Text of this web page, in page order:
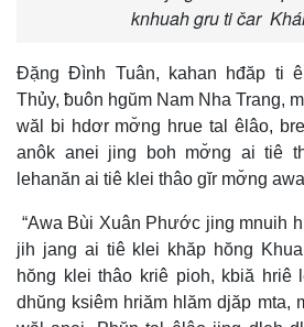
knhuah gru ti čar
Đặng Đình Tuân, kahan hđăp ti
Thủy, ƀuôn hgŭm Nam Nha Trang,
wăl bi hdơr mơ̆ng hrue tal êlâo,
anôk anei jing boh mơ̆ng ai tiê
lehanăn ai tiê klei thâo gĭr mơ̆ng
“Awa Bùi Xuân Phước jing mnuih
jih jang ai tiê klei khăp hŏng
hŏng klei thâo kriê pioh, kbiă hriê
dhŭng ksiêm hriăm hlăm djăp mta,